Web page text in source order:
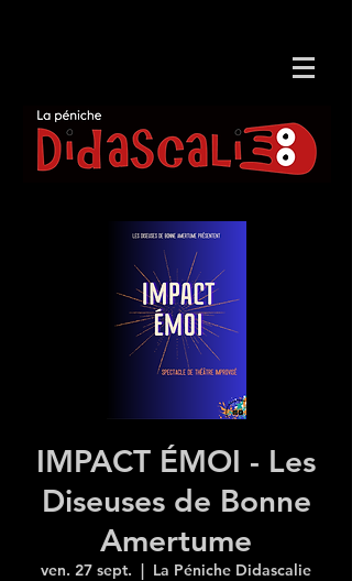
IMPACT ÉMOI - Les
Diseuses de Bonne
Amertume
ven. 27 sept.
  |
La Péniche Didascalie